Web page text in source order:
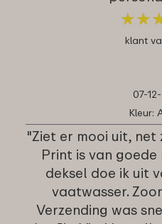
★★
★★
klant
07-
Kleur:
"Ziet er mooi uit,
Print is van
deksel doe ik uit
vaatwasser.
Verzending was